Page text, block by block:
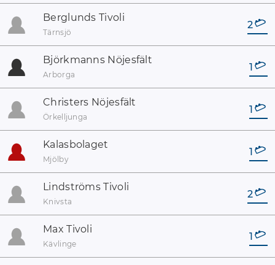
Berglunds Tivoli
Tärnsjö
2
Björkmanns Nöjesfält
Arborga
1
Christers Nöjesfält
Örkelljunga
1
Kalasbolaget
Mjölby
1
Lindströms Tivoli
Knivsta
2
Max Tivoli
Kävlinge
1